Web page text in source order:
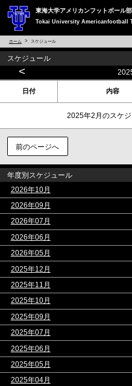
東海大学アメリカンフットボール部
Tokai University Americanfootball
ホーム スケジュール
スケジュール
<
日付 内容
2025年2月のスケジ
前のページへ
年度別スケジュール
2026年10月
2026年09月
2026年07月
2026年06月
2026年05月
2025年12月
2025年11月
2025年10月
2025年09月
2025年07月
2025年06月
2025年05月
2025年04月